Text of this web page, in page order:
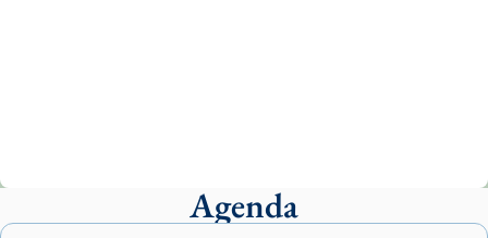
presidit aquest 27 de juliol la missa de Les
Santes de Mataró.Agenda